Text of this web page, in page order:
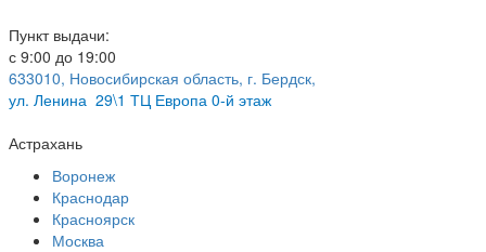
Пункт выдачи:
с 9:00 до 19:00
633010, Новосибирская область, г. Бердск,
ул. Ленина 29\1 ТЦ Европа 0-й этаж
Астрахань
Воронеж
Краснодар
Красноярск
Москва